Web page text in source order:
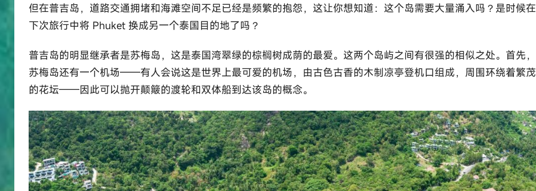
r
c
m
但在普吉岛，道路交通拥堵和海滩空间不足已经是频繁的抱怨，这让你想知道：这个岛需要大量涌入吗？是时候在
下次旅行中将 Phuket 换成另一个泰国目的地了吗？
普吉岛的明显继承者是苏梅岛，这是泰国湾翠绿的棕榈树成荫的最爱。这两个岛屿之间有很强的相似之处。首先，
苏梅岛还有一个机场——有人会说这是世界上最可爱的机场，由古色古香的木制凉亭登机口组成，周围环绕着繁茂
的花坛——因此可以抛开颠簸的渡轮和双体船到达该岛的概念。